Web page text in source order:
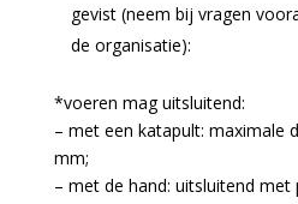
gevist (neem bij vragen
de organisatie):
*voeren mag uitsluitend:
– met een katapult: maximale
mm;
– met de hand: uitsluitend met